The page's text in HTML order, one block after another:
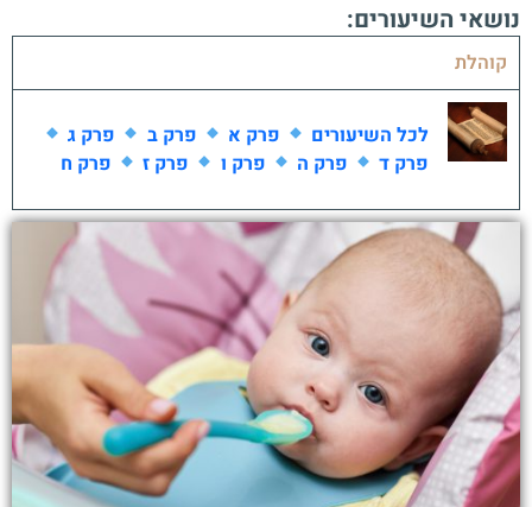
נושאי השיעורים:
קוהלת
לכל השיעורים פרק א פרק ב
פרק ג
פרק ד
פרק ה פרק ו פרק ז פרק ח